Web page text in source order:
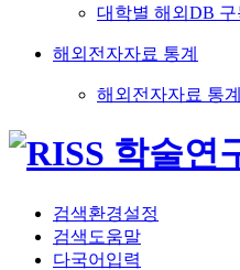
대학별 해외DB
해외전자자료 통계
해외전자자료 통계
검색환경설정
검색도움말
다국어입력